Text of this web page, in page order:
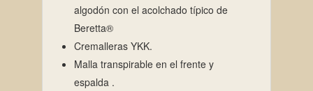
algodón con el acolchado típico de
Beretta®
Cremalleras YKK.
Malla transpirable en el frente y
espalda .